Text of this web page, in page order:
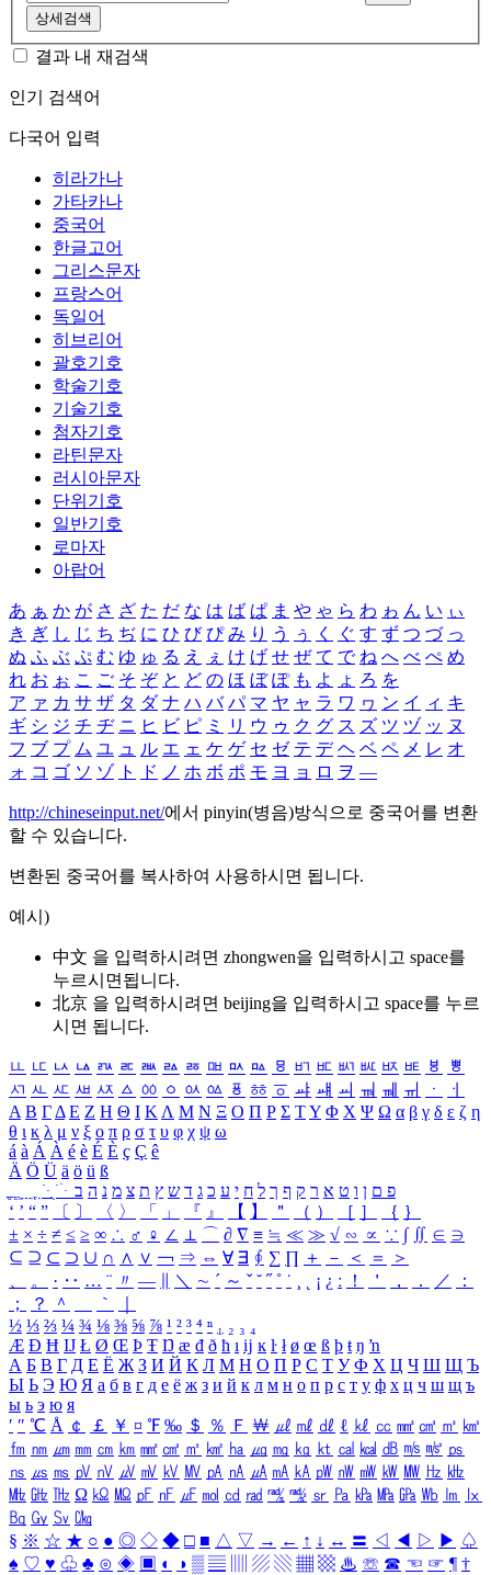
상세검색
결과 내 재검색
인기 검색어
다국어 입력
히라가나
가타카나
중국어
한글고어
그리스문자
프랑스어
독일어
히브리어
괄호기호
학술기호
기술기호
첨자기호
라틴문자
러시아문자
단위기호
일반기호
로마자
아랍어
あ ぁ か が さ ざ た だ な は ば ぱ ま や ゃ ら わ ゎ ん い ぃ
き ぎ し じ ち ぢ に ひ び ぴ み り う ぅ く ぐ す ず つ づ っ
ぬ ふ ぶ ぷ む ゆ ゅ る え ぇ け げ せ ぜ て で ね へ べ ぺ め
れ お ぉ こ ご そ ぞ と ど の ほ ぼ ぽ も よ ょ ろ を
ア ァ カ サ ザ タ ダ ナ ハ バ パ マ ヤ ャ ラ ワ ヮ ン イ ィ キ
ギ シ ジ チ ヂ ニ ヒ ビ ピ ミ リ ウ ゥ ク グ ス ズ ツ ヅ ッ ヌ
フ ブ プ ム ユ ュ ル エ ェ ケ ゲ セ ゼ テ デ ヘ ベ ペ メ レ オ
ォ コ ゴ ソ ゾ ト ド ノ ホ ボ ポ モ ヨ ョ ロ ヲ ―
http://chineseinput.net/에서 pinyin(병음)방식으로 중국어를 변환
할 수 있습니다.
변환된 중국어를 복사하여 사용하시면 됩니다.
예시)
中文 을 입력하시려면 zhongwen을 입력하시고 space를
누르시면됩니다.
北京 을 입력하시려면 beijing을 입력하시고 space를 누르
시면 됩니다.
ㅥ ㅦ ㅧ ㅨ ㅩ ㅪ ㅫ ㅬ ㅭ ㅮ ㅯ ㅰ ㅱ ㅲ ㅳ ㅴ ㅵ ㅶ ㅷ ㅸ
ㅹ
ㅺ ㅻ ㅼ ㅽ ㅾ ㅿ ㆀ ㆁ ㆂ ㆃ ㆄ ㆅ ㆆ ㆇ ㆈ ㆉ ㆊ ㆋ ㆌ ㆍ
ㆎ
Α Β ΓΔ Ε Ζ Η Θ Ι ΚΛ Μ Ν Ξ Ο Π Ρ Σ ΤΥ Φ Χ Ψ Ω α β γ δ ε ζ η
θ ι κ λ μ ν ξ ο π ρ σ τ υ φ χ ψ ω
á à Á À é è É È ç Ç ê
Ä Ö Ü ä ö ü ß
ִֶֹ ֻּ ׁׂ פ ם ן ו ט א ר ק ף ך ל ח י ע כ ג ד ש ץ ת צ מ נ ה ב
‘ ’ “ ” 〔 〕 〈 〉 「 」 『 』 【 】 ＂ （ ） ［ ］ ｛ ｝
± × ÷ ≠ ≤ ≥ ∞ ∴ ♂ ♀ ∠ ⊥ ⌒ ∂ ∇ ≡ ≒ ≪ ≫ √ ∽ ∝ ∵ ∫ ∬ ∈ ∋
⊆ ⊇ ⊂ ⊃ ∪ ∩ ∧ ∨ ￢ ⇒ ⇔ ∀ ∃ ∮ ∑ ∏ ＋ － ＜ ＝
＞
、
。 · ‥ … ¨ 〃 ― ＼ ∼ ´ ～ ˇ ˘ ˝ ˚ ˙ ¸ ¡ ¿ ː ！ ＇ ， ． ／
：
；
？ ＾ ｀
½ ⅓ ⅔ ¼ ¾ ⅛ ⅜ ⅝ ⅞ ¹ ² ³ ⁴ ⁿ ₁ ₂ ₃ ₄
Æ Ð Ħ Ĳ Ł Ø Œ Þ Ŧ Ŋ æ đ ð ħ ı ĳ ĸ ŀ ł ø œ ß þ ŧ ŋ ŉ
А Б В Г Д Е Ё Ж З И Й К Л М Н О П Р С Т У Ф Х Ц Ч Ш Щ Ъ
Ы Ь Э Ю Я а б в г д е ё ж з и й к л м н о п р с т у ф х ц ч ш щ ъ
ы ь э ю я
′ ″ ℃ Å ￠ ￡ ￥ ¤ ℉ ‰ ＄ ％ Ｆ ￦ ㎕ ㎖ ㎗ ℓ ㎘ ㏄ ㎣ ㎤ ㎥ ㎦
㎙ ㎚ ㎛ ㎜ ㎝ ㎞ ㎟ ㎠ ㎡ ㎢ ㏊ ㎍ ㎎ ㎏ ㏏ ㎈ ㎉ ㏈ ㎧ ㎨ ㎰
㎱ ㎲ ㎳ ㎴ ㎵ ㎶ ㎷ ㎸ ㎹ ㎀ ㎁ ㎂ ㎃ ㎄ ㎺ ㎻ ㎽ ㎾ ㎿ ㎐ ㎑
㎒ ㎓ ㎔ Ω ㏀ ㏁ ㎊ ㎋ ㎌ ㏖ ㏅ ㎭ ㎮ ㎯ ㏛ ㎩ ㎪ ㎫ ㎬ ㏝ ㏐
㏓
㏃ ㏉ ㏜ ㏆
§ ※ ☆ ★ ○ ● ◎ ◇ ◆ □ ■ △ ▽ → ← ↑ ↓ ↔ 〓 ◁ ◀ ▷ ▶ ♤
♠ ♡ ♥ ♧ ♣ ⊙ ◈ ▣ ◐ ◑ ▒ ▤ ▨ ▧ ▦ ▩ ♨ ☏ ☎ ☜ ☞ ¶ †